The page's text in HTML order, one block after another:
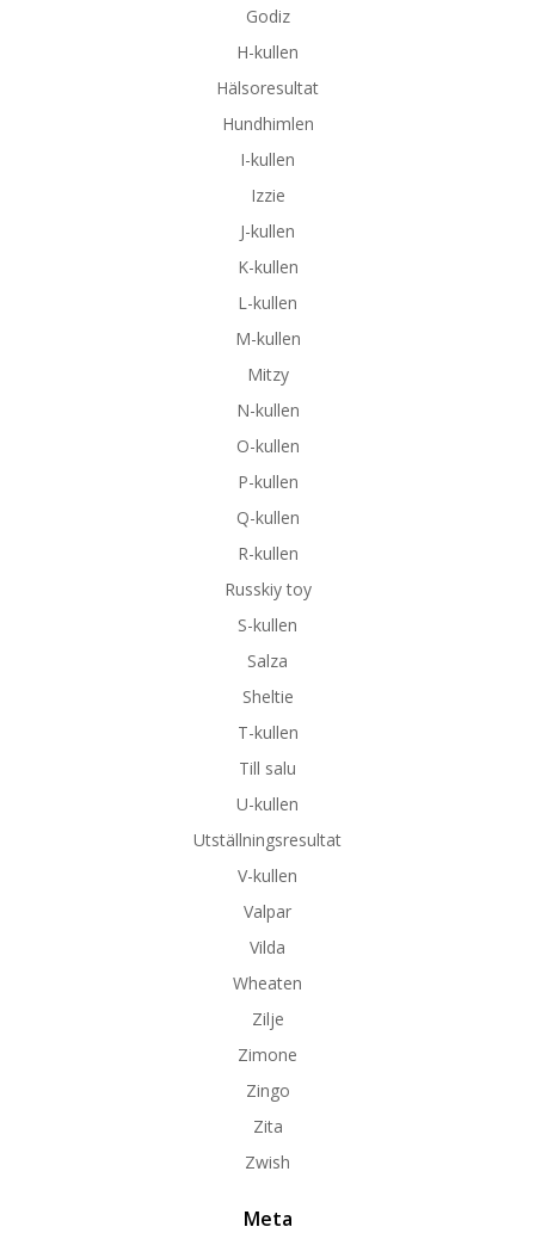
Godiz
H-kullen
Hälsoresultat
Hundhimlen
I-kullen
Izzie
J-kullen
K-kullen
L-kullen
M-kullen
Mitzy
N-kullen
O-kullen
P-kullen
Q-kullen
R-kullen
Russkiy toy
S-kullen
Salza
Sheltie
T-kullen
Till salu
U-kullen
Utställningsresultat
V-kullen
Valpar
Vilda
Wheaten
Zilje
Zimone
Zingo
Zita
Zwish
Meta